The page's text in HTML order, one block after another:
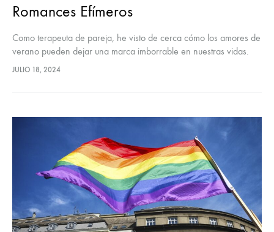
Romances Efímeros
Como terapeuta de pareja, he visto de cerca cómo los amores de
verano pueden dejar una marca imborrable en nuestras vidas.
Estos romances breves pero intensos tienen un encanto
JULIO 18, 2024